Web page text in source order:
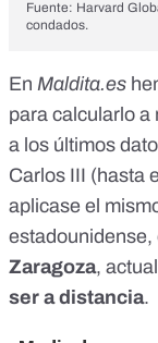
Fuente: Harvard
condados.
En Maldita.es
para calcularlo a
a los últimos
Carlos III (hasta
aplicase el
estadounidense,
Zaragoza,
ser a distancia.